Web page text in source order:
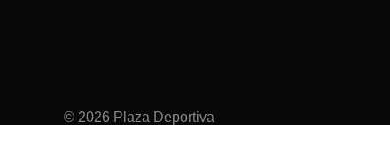
© 2026 Plaza Deportiva